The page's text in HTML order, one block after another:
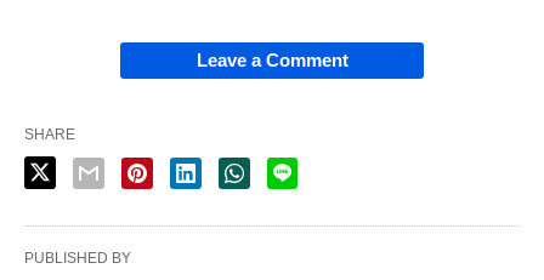
Leave a Comment
SHARE
PUBLISHED BY